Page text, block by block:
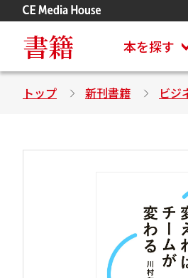
書籍 本を探す
トップ 新刊書籍 ビジ